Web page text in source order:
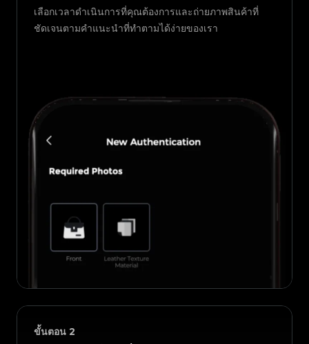
เลือกเวลาดำเนินการที่คุณต้องการและถ่ายภาพสินค้าที่
ชัดเจนตามคำแนะนำที่ทำตามได้ง่ายของเรา
ขั้นตอน 2